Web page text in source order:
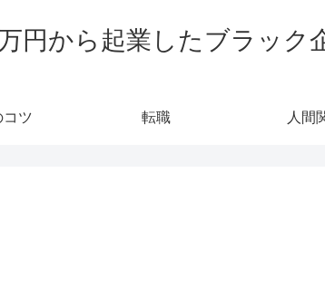
円から起業したブラック
コツ 転職 人間